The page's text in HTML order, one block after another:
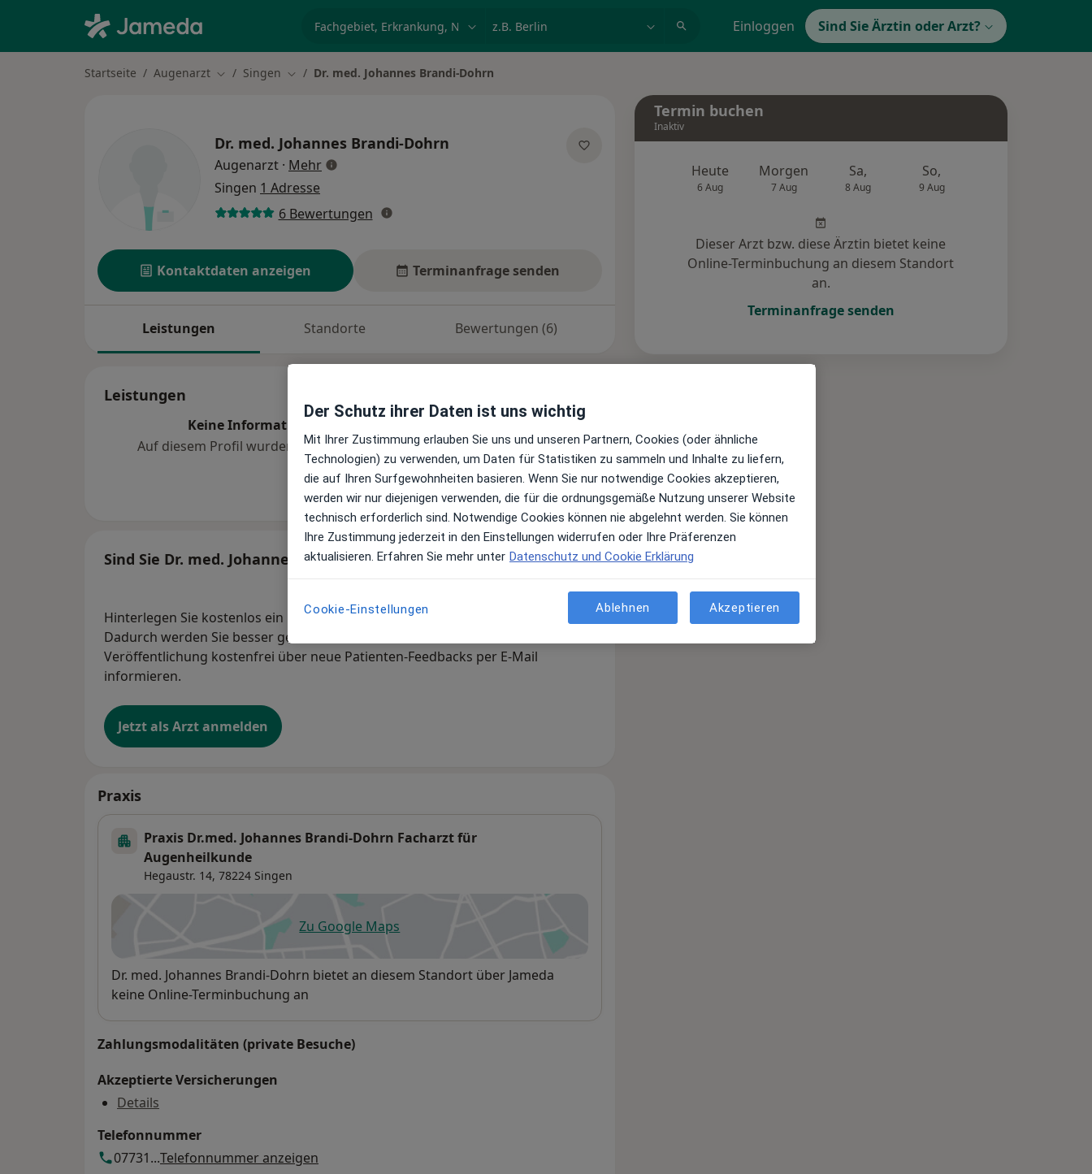
Einloggen Sind Sie Ärztin oder Arzt?
Startseite Augenarzt Stadt ändern
Singen Stadt ändern
Dr. med. Johannes Brandi-Dohrn
Dr. med. Johannes Brandi-Dohrn
Augenarzt · Mehrüber Spezialisierungen
Singen 1 Adresse
6 Bewertungen
Kontaktdaten anzeigen Terminanfrage senden
Leistungen Standorte Bewertungen (6)
Leistungen
Keine Informationen über Leistungen und Kosten
Auf diesem Profil wurden noch keine Informationen über Leistungen
hinzugefügt.
Sind Sie Dr. med. Johannes Brandi-Dohrn? Arzt-Info
Hinterlegen Sie kostenlos ein Portraitbild, Ihre Sprechzeiten und Leistungen.
Dadurch werden Sie besser gefunden. Lassen Sie sich außerdem bereits vor
Veröffentlichung kostenfrei über neue Patienten-Feedbacks per E-Mail
informieren.
Jetzt als Arzt anmelden
Praxis
Praxis Dr.med. Johannes Brandi-Dohrn Facharzt für
Augenheilkunde
Hegaustr. 14, 78224 Singen
Zu Google Mapsöffnet in einer neuen Registerkarte
Verfügbarkeit
Dr. med. Johannes Brandi-Dohrn bietet an diesem Standort über Jameda
keine Online-Terminbuchung an
Zahlungsmodalitäten (private Besuche)
Akzeptierte Versicherungen
Details
Telefonnummer
07731...Telefonnummer anzeigen
Termin buchen
Inaktiv
Heute
6 Aug
Morgen
7 Aug
Sa,
8 Aug
So,
9 Aug
Dieser Arzt bzw. diese Ärztin bietet keine
Online-Terminbuchung an diesem Standort
an.
Terminanfrage senden
Der Schutz ihrer Daten ist uns wichtig
Mit Ihrer Zustimmung erlauben Sie uns und unseren Partnern, Cookies (oder ähnliche
Technologien) zu verwenden, um Daten für Statistiken zu sammeln und Inhalte zu liefern,
die auf Ihren Surfgewohnheiten basieren. Wenn Sie nur notwendige Cookies akzeptieren,
werden wir nur diejenigen verwenden, die für die ordnungsgemäße Nutzung unserer Website
technisch erforderlich sind. Notwendige Cookies können nie abgelehnt werden. Sie können
Ihre Zustimmung jederzeit in den Einstellungen widerrufen oder Ihre Präferenzen
aktualisieren. Erfahren Sie mehr unter Datenschutz und Cookie Erklärung
Cookie-Einstellungen Ablehnen Akzeptieren